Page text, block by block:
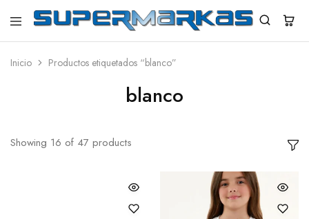
SuperMarkas
Ropa
con
Inicio Productos etiquetados “blanco”
blanco
Showing 16 of 47 products